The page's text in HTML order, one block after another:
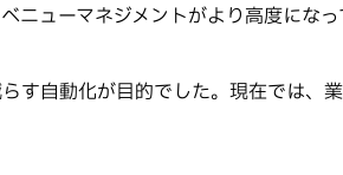
ューマネジメントがより高度にな
自動化が目的でした。現在では、